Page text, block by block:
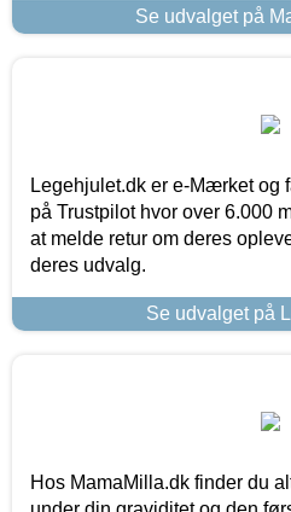
Se udvalget på
Legehjulet.dk er e-Mærket og
på Trustpilot hvor over 6.000
at melde retur om deres
deres udvalg.
Se udvalget på
Hos MamaMilla.dk finder du